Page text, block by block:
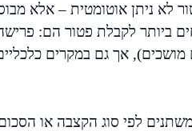
לא ניתן אוטומטית – אלא
ביותר לקבלת פטור הם:
לפי סוג הקצבה או